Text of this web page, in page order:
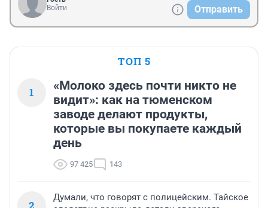
Войти
Отправить
ТОП 5
1
«Молоко здесь почти никто не
видит»: как на тюменском
заводе делают продукты,
которые вы покупаете каждый
день
97 425 143
Думали, что говорят с полицейским. Тайское